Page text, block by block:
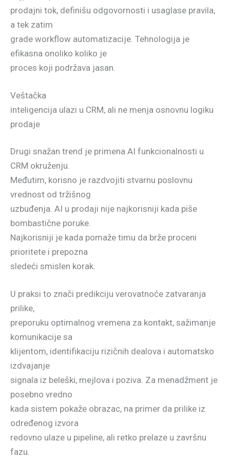
prodajni tok, definišu odgovornosti i usaglase pravila,
a tek zatim
grade workflow automatizacije. Tehnologija je
efikasna onoliko koliko je
proces koji podržava jasan.
Veštačka
inteligencija ulazi u CRM, ali ne menja osnovnu logiku
prodaje
Drugi snažan trend je primena AI funkcionalnosti u
CRM okruženju.
Međutim, korisno je razdvojiti stvarnu poslovnu
vrednost od tržišnog
uzbuđenja. AI u prodaji nije najkorisniji kada piše
bombastične poruke.
Najkorisniji je kada pomaže timu da brže proceni
prioritete i prepozna
sledeći smislen korak.
U praksi to znači predikciju verovatnoće zatvaranja
prilike,
preporuku optimalnog vremena za kontakt, sažimanje
komunikacije sa
klijentom, identifikaciju rizičnih dealova i automatsko
izdvajanje
signala iz beleški, mejlova i poziva. Za menadžment je
posebno vredno
kada sistem pokaže obrazac, na primer da prilike iz
određenog izvora
redovno ulaze u pipeline, ali retko prelaze u završnu
fazu.